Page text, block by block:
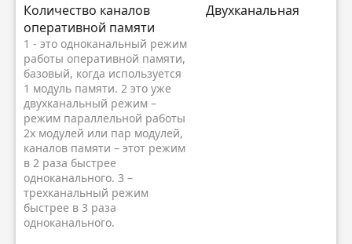
Количество каналов
оперативной памяти
1 - это одноканальный режим
работы оперативной памяти,
базовый, когда используется
1 модуль памяти. 2 это уже
двухканальный режим –
режим параллельной работы
2х модулей или пар модулей,
каналов памяти – этот режим
в 2 раза быстрее
одноканального. 3 –
трехканальный режим
быстрее в 3 раза
одноканального.
Двухканальная